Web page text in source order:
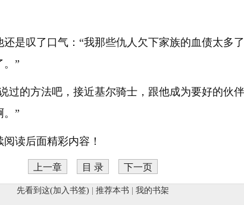
是叹了口气：“我那些仇人欠下家族的血债太多
。”
过的方法吧，接近基尔骑士，跟他成为要好的伙
。”
读后面精彩内容！
上一章 目 录 下一页
先看到这(加入书签) 推荐本书 我的书架